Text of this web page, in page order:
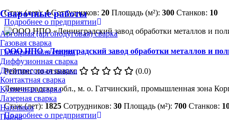
Сварочные работы
Аргонная (аргонодуговая) сварка
Газовая сварка
Газопрессовая сварка
Диффузионная сварка
Дугопрессовая сварка
Контактная сварка
Кузнечная сварка
Лазерная сварка
Наплавка
Пайка
Стаж (лет):4 Сотрудников: 20 Площадь (м²): 300 Станков: 10
Подробнее о предприятии
ООО НПО «Ленинградский завод обработки металлов и
Рейтинг по отзывам:
(0.0)
Ленинградская обл., м. о. Гатчинский, промышленная зона
Стаж (лет): 1825 Сотрудников: 30 Площадь (м²): 700 Станков:
Подробнее о предприятии